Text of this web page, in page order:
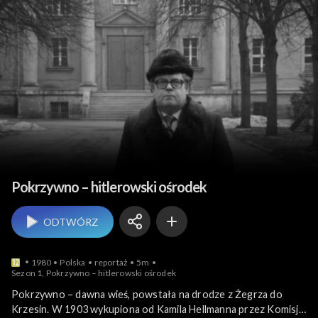
Historia współczesna
Pokrzywno – hitlerowski ośrodek
ODTWÓRZ
1980 Polska reportaż
5m
Sezon 1, Pokrzywno – hitlerowski ośrodek
Pokrzywno – dawna wieś, powstała na drodze z Żegrza do
Krzesin. W 1903 wykupiona od Kamila Hellmanna przez Komisję